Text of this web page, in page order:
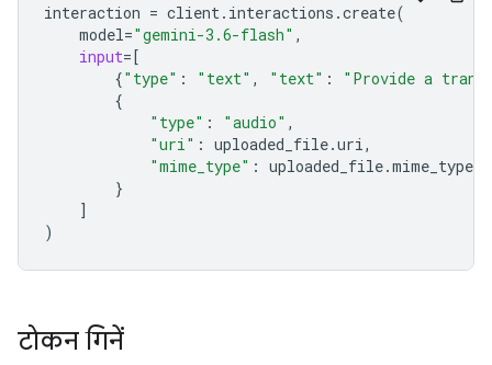
interaction = client . interactions .create(
model="gemini-3.6-flash" ,
input=[
{"type" : "text" , "text" :
"Provide a
{
"type" : "audio" ,
"uri" : uploaded_file.uri ,
"mime_type" : uploaded_file.mime_type
}
]
)
टोकन गिनें